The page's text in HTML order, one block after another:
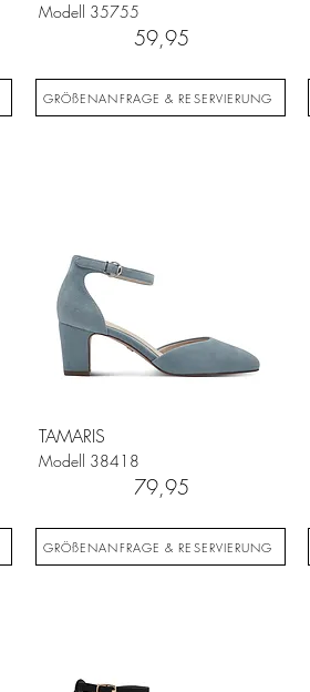
35755
Modell
59,95
GRÖßENANFRAGE & RESERVIERUNG
TAMARIS
38418
Modell
79,95
GRÖßENANFRAGE & RESERVIERUNG